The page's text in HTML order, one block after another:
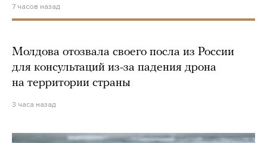
7 часов назад
Молдова отозвала своего посла из России
для консультаций из-за падения дрона
на территории страны
3 часа назад